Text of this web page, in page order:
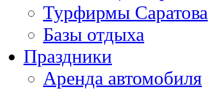
Турфирмы Саратова
Базы отдыха
Праздники
Аренда автомобиля